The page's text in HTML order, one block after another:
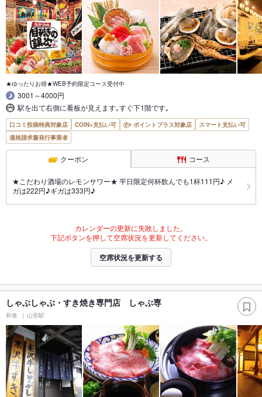
★ゆったりお得★WEB予約限定コース受付中
3001～4000円
駅を出て右側に看板が見えます｡すぐ下1階です｡
口コミ投稿特典対象店 COIN+支払い可 ポイントプラス対象店
スマート支払い可
適格請求書発行事業者
クーポン コース
★こだわり酒場のレモンサワー★ 平日限定何杯飲んでも1杯111円♪ メ
ガは222円♪ギガは333円♪
カレンダーの更新に失敗しました。
下記ボタンを押して空席状況を更新してください。
空席状況を更新する
しゃぶしゃぶ・すき焼き専門店 しゃぶ専
和食 山形駅